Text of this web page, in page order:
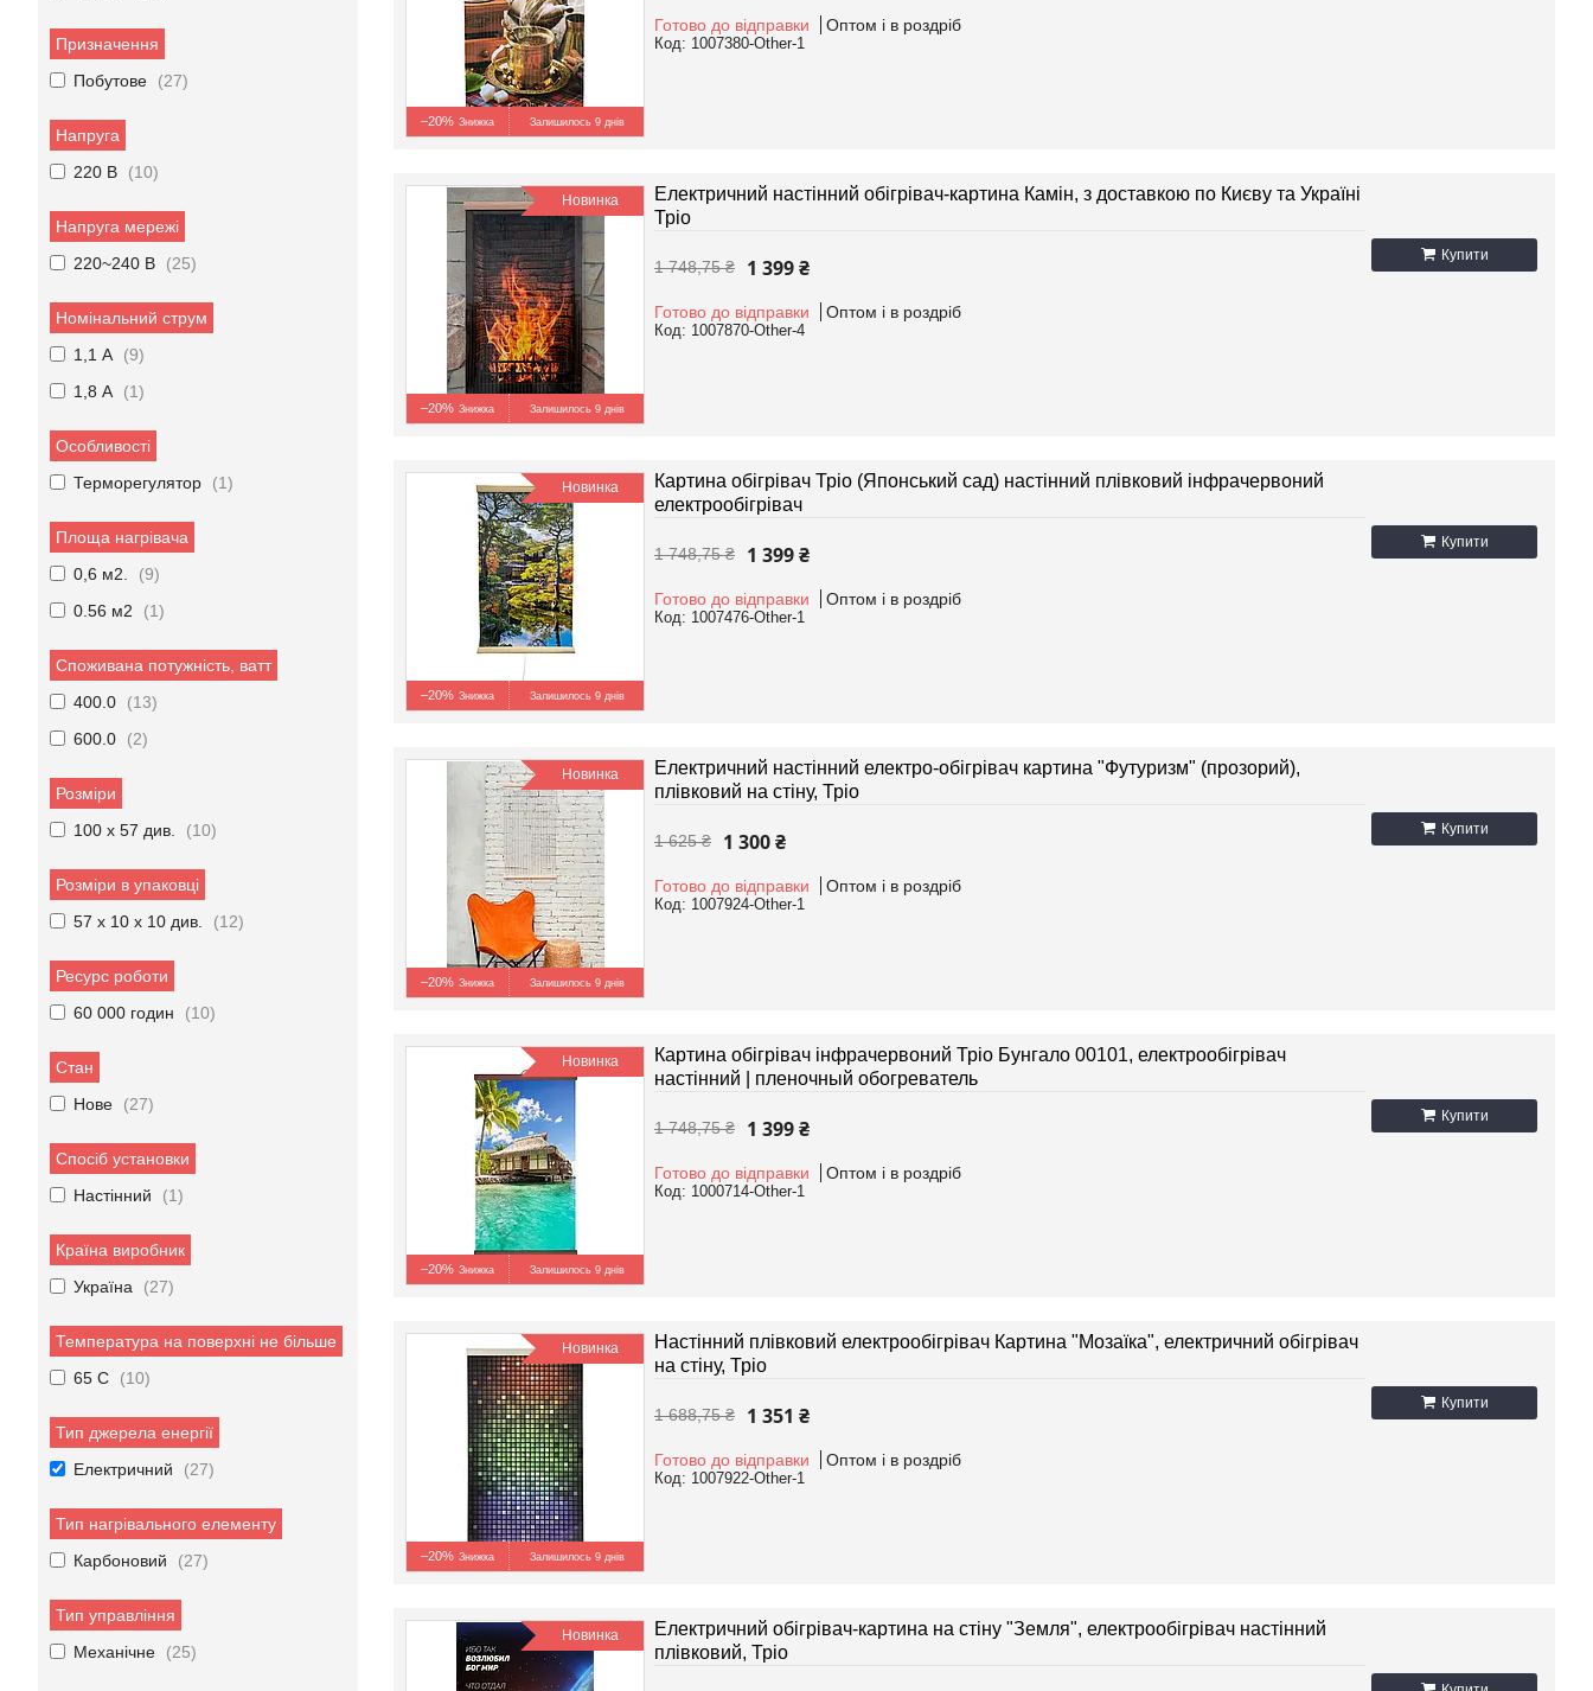
–20% Залишилось 9 днів
Готово до відправки Оптом і в роздріб
1007380-Other-1
Новинка
–20% Залишилось 9 днів
Купити
Електричний настінний обігрівач-картина Камін, з доставкою по Києву та Україні
Тріо
1 748,75 ₴ 1 399 ₴
Готово до відправки Оптом і в роздріб
1007870-Other-4
Новинка
–20% Залишилось 9 днів
Купити
Картина обігрівач Тріо (Японський сад) настінний плівковий інфрачервоний
електрообігрівач
1 748,75 ₴ 1 399 ₴
Готово до відправки Оптом і в роздріб
1007476-Other-1
Новинка
–20% Залишилось 9 днів
Купити
Електричний настінний електро-обігрівач картина "Футуризм" (прозорий),
плівковий на стіну, Тріо
1 625 ₴ 1 300 ₴
Готово до відправки Оптом і в роздріб
1007924-Other-1
Новинка
–20% Залишилось 9 днів
Купити
Картина обігрівач інфрачервоний Тріо Бунгало 00101, електрообігрівач
настінний | пленочный обогреватель
1 748,75 ₴ 1 399 ₴
Готово до відправки Оптом і в роздріб
1000714-Other-1
Новинка
–20% Залишилось 9 днів
Купити
Настінний плівковий електрообігрівач Картина "Мозаїка", електричний обігрівач
на стіну, Тріо
1 688,75 ₴ 1 351 ₴
Готово до відправки Оптом і в роздріб
1007922-Other-1
Новинка
Електричний обігрівач-картина на стіну "Земля", електрообігрівач настінний
плівковий, Тріо
Призначення
Побутове
27
Напруга
220 В
10
Напруга мережі
220~240 В
25
Номінальний струм
1,1 А
9
1,8 А
1
Особливості
Терморегулятор
1
Площа нагрівача
0,6 м2.
9
0.56 м2
1
Споживана потужність, ватт
400.0
13
600.0
2
Розміри
100 х 57 див.
10
Розміри в упаковці
57 х 10 х 10 див.
12
Ресурс роботи
60 000 годин
10
Стан
Нове
27
Спосіб установки
Настінний
1
Країна виробник
Україна
27
Температура на поверхні не більше
65 C
10
Тип джерела енергії
Електричний
27
Тип нагрівального елементу
Карбоновий
27
Тип управління
Механічне
25